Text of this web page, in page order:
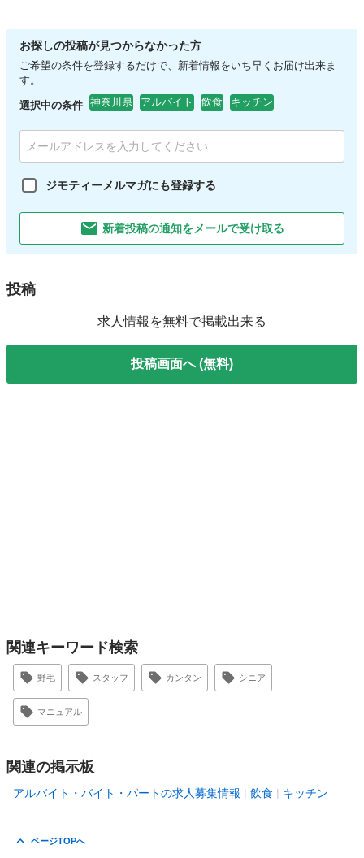
お探しの投稿が見つからなかった方
ご希望の条件を登録するだけで、新着情報をいち早くお届け出来ま
す。
選択中の条件 神奈川県 アルバイト 飲食 キッチン
ジモティーメルマガにも登録する
新着投稿の通知をメールで受け取る
投稿
求人情報を無料で掲載出来る
投稿画面へ (無料)
関連キーワード検索
野毛 スタッフ カンタン シニア
マニュアル
関連の掲示板
アルバイト・バイト・パートの求人募集情報 飲食 キッチン
ページTOPへ